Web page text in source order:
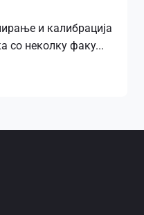
и калибрација
со неколку факу...